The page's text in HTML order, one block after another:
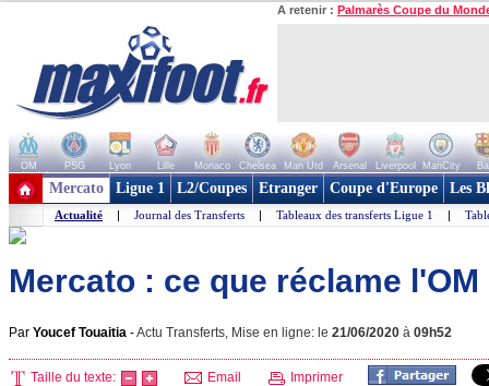
A retenir : Palmarès Coupe du
OM PSG Lyon Lille Monaco Chelsea Man Utd Arsenal Liverpool ManCity
+ de clubs
Mercato Ligue 1 L2/Coupes Etranger Coupe d'Europe Les
Actualité | Journal des Transferts | Tableaux des transferts Ligue 1 |
Mercato : ce que réclame
Par Youcef Touaitia -Actu Transferts, Mise en ligne: le 21/06/2020 à 09h52
Taille du texte: Email Imprimer